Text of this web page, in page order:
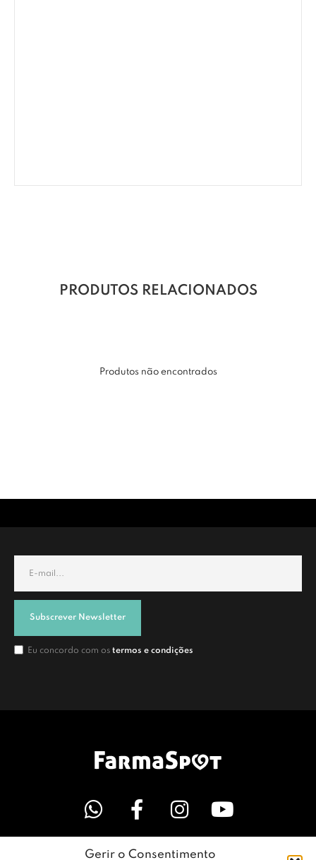
Gerir o Consentimento
PRODUTOS RELACIONADOS
Produtos não encontrados
Subscrever Newsletter
Eu concordo com os termos e condições